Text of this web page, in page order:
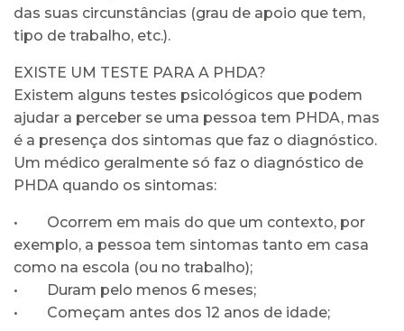
das suas circunstâncias (grau de apoio que tem,
tipo de trabalho, etc.).
EXISTE UM TESTE PARA A PHDA?
Existem alguns testes psicológicos que podem
ajudar a perceber se uma pessoa tem PHDA, mas
é a presença dos sintomas que faz o diagnóstico.
Um médico geralmente só faz o diagnóstico de
PHDA quando os sintomas:
• Ocorrem em mais do que um contexto, por
exemplo, a pessoa tem sintomas tanto em casa
como na escola (ou no trabalho);
• Duram pelo menos 6 meses;
• Começam antes dos 12 anos de idade;